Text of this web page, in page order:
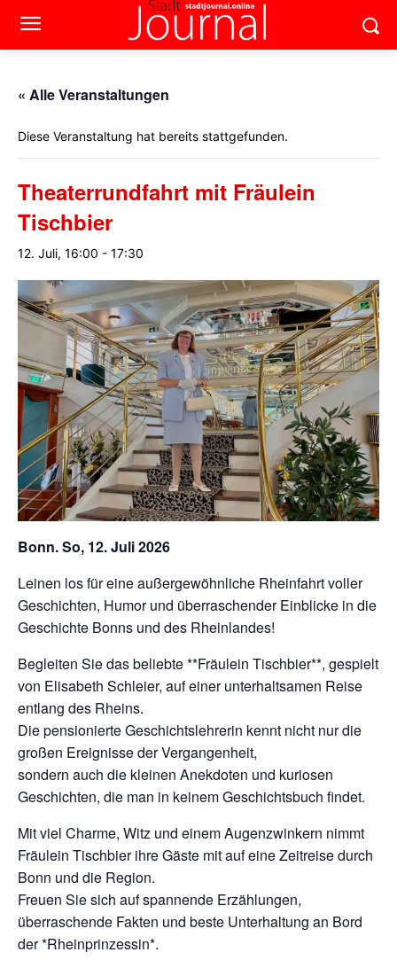
« Alle Veranstaltungen
Diese Veranstaltung hat bereits stattgefunden.
Theaterrundfahrt mit Fräulein
Tischbier
12. Juli, 16:00 - 17:30
Bonn. So, 12. Juli 2026
Leinen los für eine außergewöhnliche Rheinfahrt voller
Geschichten, Humor und überraschender Einblicke in die
Geschichte Bonns und des Rheinlandes!
Begleiten Sie das beliebte **Fräulein Tischbier**, gespielt
von Elisabeth Schleier, auf einer unterhaltsamen Reise
entlang des Rheins.
Die pensionierte Geschichtslehrerin kennt nicht nur die
großen Ereignisse der Vergangenheit,
sondern auch die kleinen Anekdoten und kuriosen
Geschichten, die man in keinem Geschichtsbuch findet.
Mit viel Charme, Witz und einem Augenzwinkern nimmt
Fräulein Tischbier ihre Gäste mit auf eine Zeitreise durch
Bonn und die Region.
Freuen Sie sich auf spannende Erzählungen,
überraschende Fakten und beste Unterhaltung an Bord
der *Rheinprinzessin*.